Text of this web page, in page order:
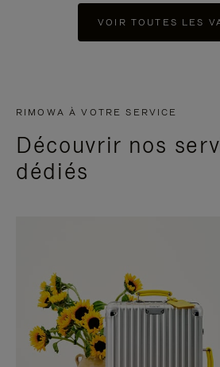
VOIR TOUTES LES
RIMOWA À VOTRE SERVICE
Découvrir nos
dédiés